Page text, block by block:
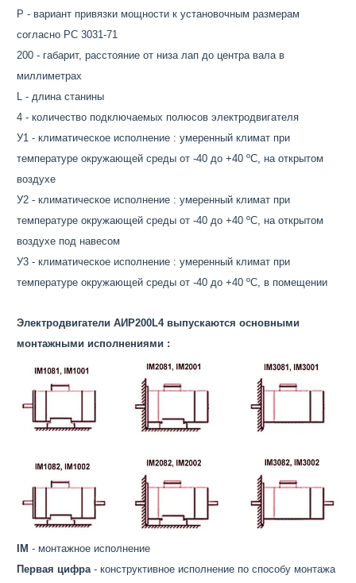
Р - вариант привязки мощности к установочным размерам
согласно РС 3031-71
200 - габарит, расстояние от низа лап до центра вала в
миллиметрах
L - длина станины
4 - количество подключаемых полюсов электродвигателя
У1 - климатическое исполнение : умеренный климат при
температуре окружающей среды от -40 до +40 ºС, на открытом
воздухе
У2 - климатическое исполнение : умеренный климат при
температуре окружающей среды от -40 до +40 ºС, на открытом
воздухе под навесом
У3 - климатическое исполнение : умеренный климат при
температуре окружающей среды от -40 до +40 ºС, в помещении
Электродвигатели АИР200L4 выпускаются основными
монтажными исполнениями :
IM - монтажное исполнение
Первая цифра- конструктивное исполнение по способу монтажа